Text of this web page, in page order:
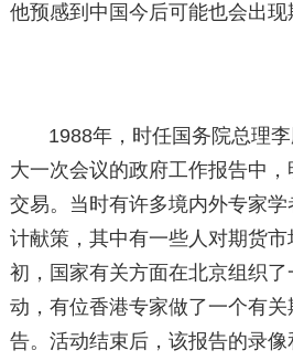
他预感到中国今后可能也会出
1988年，时任国务院总理
大一次会议的政府工作报告中
交易。当时有许多境内外专家
计献策，其中有一些人对期货
初，国家有关方面在北京组织
动，有位香港专家做了一个有
告。活动结束后，该报告的录